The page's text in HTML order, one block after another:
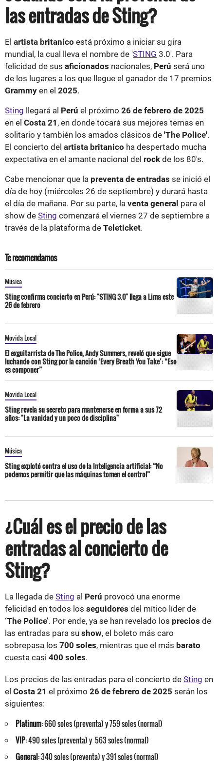
las entradas de Sting?
El artista britanico está próximo a iniciar su gira
mundial, la cual lleva el nombre de 'STING 3.0'. Para
felicidad de sus aficionados nacionales, Perú será uno
de los lugares a los que llegue el ganador de 17 premios
Grammy en el 2025.
Sting llegará al Perú el próximo 26 de febrero de 2025
en el Costa 21 , en donde tocará sus mejores temas en
solitario y también los amados clásicos de 'The Police'.
El concierto del artista britanico ha despertado mucha
expectativa en el amante nacional del rock de los 80's.
Cabe mencionar que la preventa de entradas se inició el
día de hoy (miércoles 26 de septiembre) y durará hasta
el día de mañana. Por su parte, la venta general para el
show de Sting comenzará el viernes 27 de septiembre a
través de la plataforma de Teleticket.
Te recomendamos
Música
Sting confirma concierto en Perú: "STING 3.0" llega a Lima este
26 de febrero
Movida Local
El exguitarrista de The Police, Andy Summers, reveló que sigue
luchando con Sting por la canción ‘Every Breath You Take’: “Eso
es componer”
Movida Local
Sting revela su secreto para mantenerse en forma a sus 72
años: "La vanidad y un poco de disciplina"
Música
Sting explotó contra el uso de la Inteligencia artificial: “No
podemos permitir que las máquinas tomen el control”
¿Cuál es el precio de las
entradas al concierto de
Sting?
La llegada de Sting al Perú provocó una enorme
felicidad en todos los seguidores del mítico líder de
‘The Police’. Por ende, ya se han revelado los precios de
las entradas para su show, el boleto más caro
sobrepasa los 700 soles, mientras que el más barato
cuesta casi 400 soles.
Los precios de las entradas para el concierto de Sting en
el Costa 21 el próximo 26 de febrero de 2025 serán los
siguientes:
Platinum: 660 soles (preventa) y 759 soles (normal)
VIP: 490 soles (preventa) y 563 soles (normal)
General: 340 soles (preventa) y 391 soles (normal)